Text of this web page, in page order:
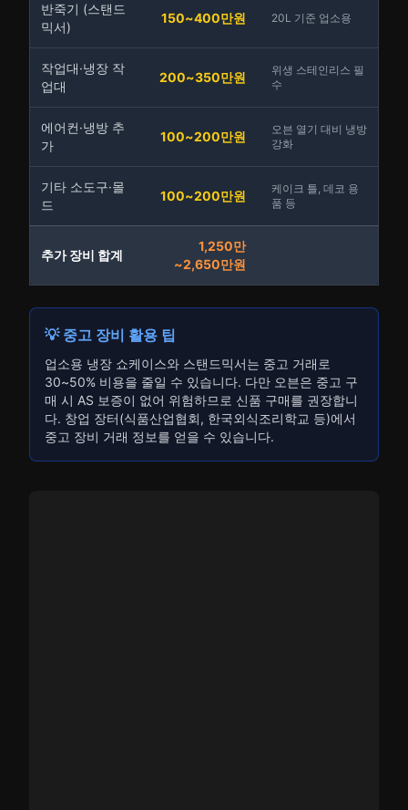
반죽기 (스탠드
믹서)
150~400만원 20L 기준 업소용
작업대·냉장 작
업대
200~350만원
위생 스테인리스 필
수
에어컨·냉방 추
가
100~200만원
오븐 열기 대비 냉방
강화
기타 소도구·몰
드
100~200만원
케이크 틀, 데코 용
품 등
추가 장비 합계
1,250만
~2,650만원
💡 중고 장비 활용 팁
업소용 냉장 쇼케이스와 스탠드믹서는 중고 거래로
30~50% 비용을 줄일 수 있습니다. 다만 오븐은 중고 구
매 시 AS 보증이 없어 위험하므로 신품 구매를 권장합니
다. 창업 장터(식품산업협회, 한국외식조리학교 등)에서
중고 장비 거래 정보를 얻을 수 있습니다.